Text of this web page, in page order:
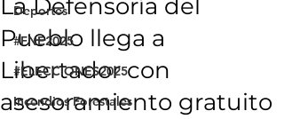
Deportes
#FNE2025
#ELECCIONES2025
Incendios Forestales
La Defensoría del
Pueblo llega a
Libertador con
asesoramiento gratuito